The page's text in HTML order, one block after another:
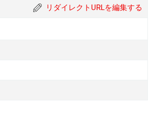
リダイレクトURLを編集する